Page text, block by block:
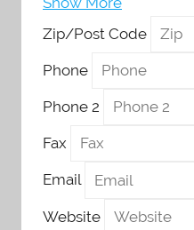
Zip/Post Code
Phone
Phone 2
Fax
Email
Website